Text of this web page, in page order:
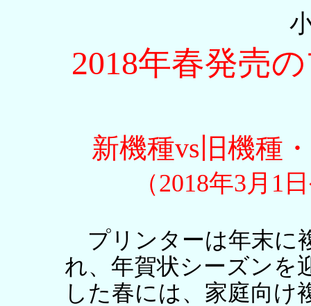
2018年春発売
新機種vs旧機種
（2018年3月1
プリンターは年末に
れ、年賀状シーズンを
した春には、家庭向け